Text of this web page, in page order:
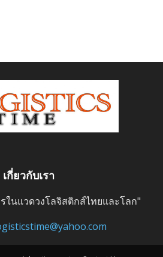
เกี่ยวกับเรา
ในแวดวงโลจิสติกส์ไทยและโลก"